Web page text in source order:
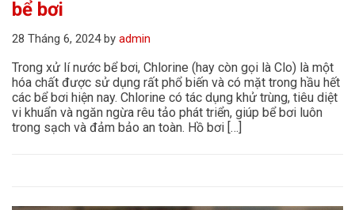
bể bơi
28 Tháng 6, 2024by admin
Trong xử lí nước bể bơi, Chlorine (hay còn gọi là Clo) là một
hóa chất được sử dụng rất phổ biến và có mặt trong hầu hết
các bể bơi hiện nay. Chlorine có tác dụng khử trùng, tiêu diệt
vi khuẩn và ngăn ngừa rêu tảo phát triển, giúp bể bơi luôn
trong sạch và đảm bảo an toàn. Hồ bơi […]